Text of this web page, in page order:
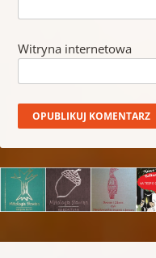
Witryna internetowa